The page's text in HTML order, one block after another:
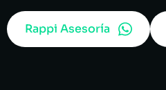
Rappi Asesoría